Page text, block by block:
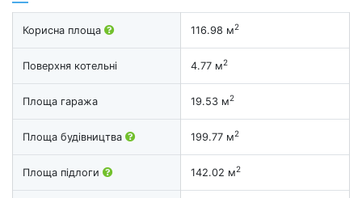
Корисна площа 116.98 м2
Поверхня котельні 4.77 м2
Площа гаража 19.53 м2
Площа будівництва 199.77 м2
Площа підлоги 142.02 м2